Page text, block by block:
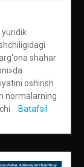
yuridik
shahar
oshirish
normalarning
Batafsil